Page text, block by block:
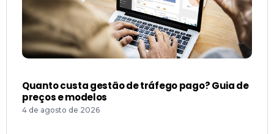
Quanto custa gestão de tráfego pago? Guia de
preços e modelos
4 de agosto de 2026